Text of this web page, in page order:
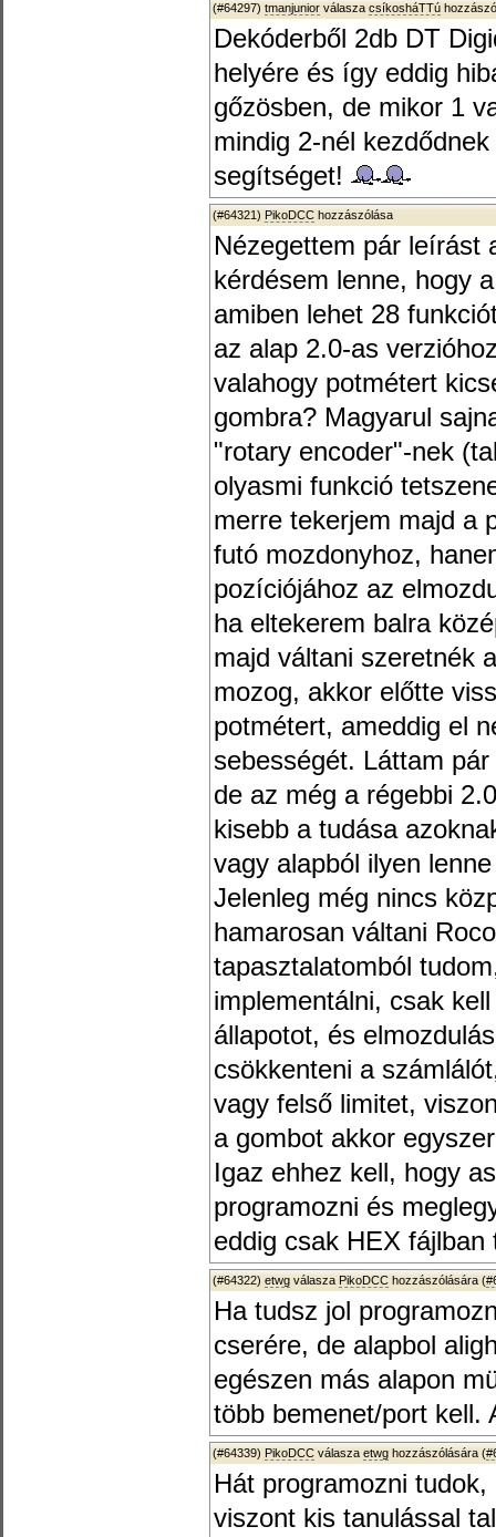
(#64297) tmanjunior válasza csíkosháTTú
Dekóderből 2db DT
helyére és így eddig
gőzösben, de mikor 1
mindig 2-nél
segítséget!
(#64321) PikoDCC hozzászólása
Nézegettem pár leírást
kérdésem lenne, hogy
amiben lehet 28
az alap 2.0-as
valahogy potmétert
gombra? Magyarul
"rotary encoder"-nek
olyasmi funkció
merre tekerjem majd a
futó mozdonyhoz,
pozíciójához az
ha eltekerem balra
majd váltani szeretnék
mozog, akkor előtte
potmétert, ameddig el
sebességét. Láttam
de az még a régebbi
kisebb a tudása
vagy alapból ilyen
Jelenleg még nincs
hamarosan váltani
tapasztalatomból
implementálni, csak
állapotot, és
csökkenteni a
vagy felső limitet,
a gombot akkor
Igaz ehhez kell, hogy
programozni és
eddig csak HEX fájlban
(#64322) etwg válasza PikoDCC hozzászólására (
Ha tudsz jol
cserére, de alapbol
egészen más alapon
több bemenet/port kell.
(#64339) PikoDCC válasza etwg hozzászólására (
Hát programozni
viszont kis tanulással